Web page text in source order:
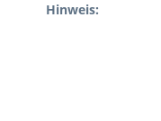
Hinweis: